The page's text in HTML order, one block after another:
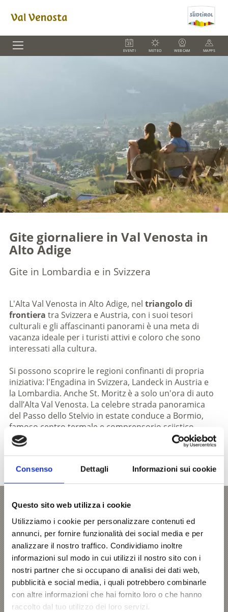
Consenso Dettagli Informazioni sui cookie
Questo sito web utilizza i cookie
Utilizziamo i cookie per personalizzare contenuti ed
annunci, per fornire funzionalità dei social media e per
analizzare il nostro traffico. Condividiamo inoltre
informazioni sul modo in cui utilizzi il nostro sito con i
nostri partner che si occupano di analisi dei dati web,
pubblicità e social media, i quali potrebbero combinarle
con altre informazioni che hai fornito loro o che hanno
raccolto dal tuo utilizzo dei loro servizi.
EVENTI METEO WEBCAM MAPPS
Gite giornaliere in Val Venosta in
Alto Adige
Gite in Lombardia e in Svizzera
L'Alta Val Venosta in Alto Adige, nel triangolo di
frontiera tra Svizzera e Austria, con i suoi tesori
culturali e gli affascinanti panorami è una meta di
vacanza ideale per i turisti attivi e coloro che sono
interessati alla cultura.
Si possono scoprire le regioni confinanti di propria
iniziativa: l'Engadina in Svizzera, Landeck in Austria e
la Lombardia. Anche St. Moritz è a solo un'ora di auto
dall’Alta Val Venosta. La celebre strada panoramica
del Passo dello Stelvio in estate conduce a Bormio,
famoso centro termale e comprensorio sciistico
invernale. Potete esplorare le regioni limitrofe della
Val Venosta anche senza auto. Da Malles sono
Svizzera per gite di un giorno.
Tour Bernina Express
ogni lunedì e mercoledì da giugno fino alla
fine di ottobre
Partenza a Malles alle ore 8.30
Venite con noi, attraverso il Passo dello Stelvio,
fino a Tirano (pausa pranzo), proseguite poi
con il Bernina Express fino a Morteratsch,
pausa a St. Moritz ed, infine, ritorno attraverso
il Passo del Forno.
Ritorno verso le ore 18.30 ca.
Costo: Euro 58,00 a persona, biglietto e vitto